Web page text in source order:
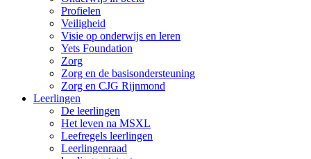
Profielen
Veiligheid
Visie op onderwijs en leren
Yets Foundation
Zorg
Zorg en de basisondersteuning
Zorg en CJG Rijnmond
Leerlingen
De leerlingen
Het leven na MSXL
Leefregels leerlingen
Leerlingenraad